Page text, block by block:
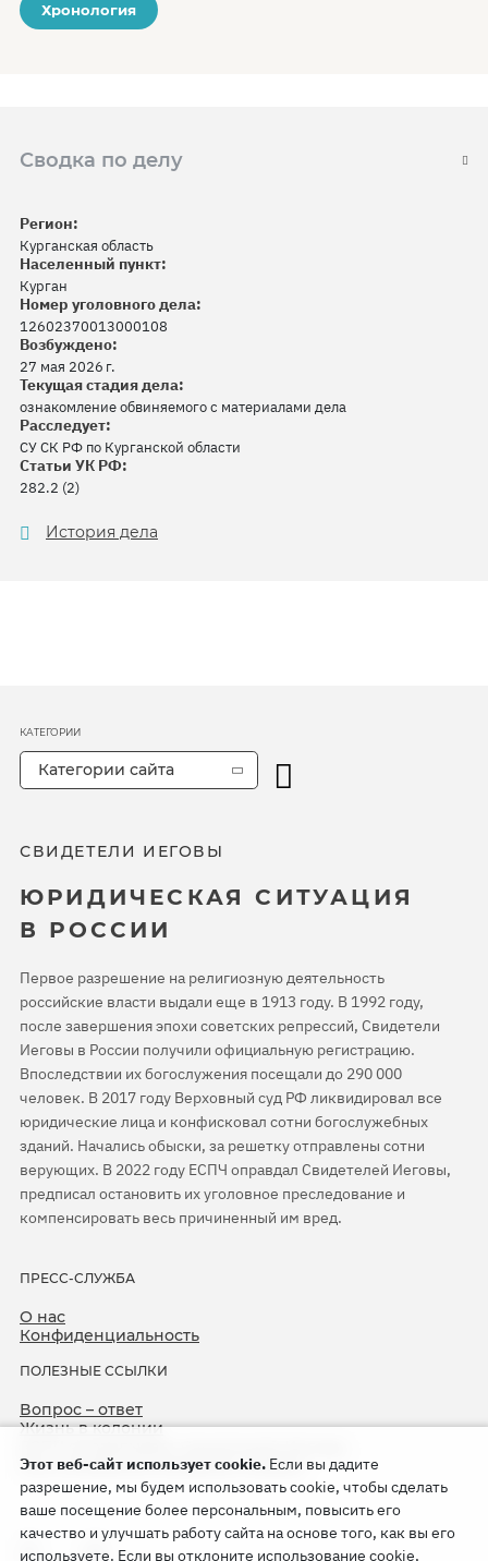
Хронология
Сводка по делу
Регион:
Курганская область
Населенный пункт:
Курган
Номер уголовного дела:
12602370013000108
Возбуждено:
27 мая 2026 г.
Текущая стадия дела:
ознакомление обвиняемого с материалами дела
Расследует:
СУ СК РФ по Курганской области
Статьи УК РФ:
282.2 (2)
История дела
СВИДЕТЕЛИ ИЕГОВЫ
ЮРИДИЧЕСКАЯ СИТУАЦИЯ
В РОССИИ
Первое разрешение на религиозную деятельность
российские власти выдали еще в 1913 году. В 1992 году,
после завершения эпохи советских репрессий, Свидетели
Иеговы в России получили официальную регистрацию.
Впоследствии их богослужения посещали до 290 000
человек. В 2017 году Верховный суд РФ ликвидировал все
юридические лица и конфисковал сотни богослужебных
зданий. Начались обыски, за решетку отправлены сотни
верующих. В 2022 году ЕСПЧ оправдал Свидетелей Иеговы,
предписал остановить их уголовное преследование и
компенсировать весь причиненный им вред.
ПРЕСС-СЛУЖБА
О нас
Конфиденциальность
ПОЛЕЗНЫЕ ССЫЛКИ
Вопрос – ответ
Жизнь в колонии
75-я годовщина операции «Север»
КАТЕГОРИИ
Категории сайта
Этот веб-сайт использует cookie. Если вы дадите
разрешение, мы будем использовать cookie, чтобы сделать
ваше посещение более персональным, повысить его
качество и улучшать работу сайта на основе того, как вы его
используете. Если вы отклоните использование cookie,